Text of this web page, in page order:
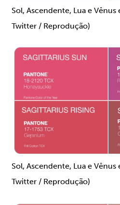
Sol, Ascendente, Lua e
Twitter / Reprodução)
Sol, Ascendente, Lua e Vênus
Twitter / Reprodução)